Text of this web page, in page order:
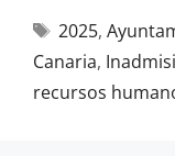
2025,
Canaria,
recursos